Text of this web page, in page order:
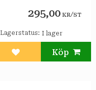
295,00 KR/ST
Lägg till i favoriter
Lagerstatus